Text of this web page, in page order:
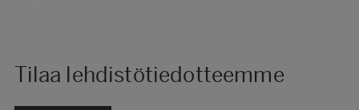
Tilaa lehdistötiedotteemme